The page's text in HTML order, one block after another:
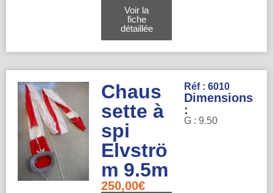
Voir la
fiche
détaillée
Chaus
sette à
spi
Elvströ
m 9.5m
250,00€
Réf : 6010
Dimensions
:
G : 9.50